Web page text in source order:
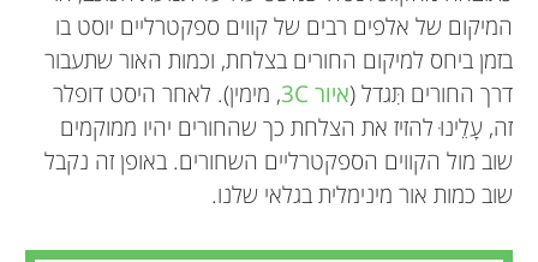
המיקום של אלפים רבים של קווים ספקטרליים יוסט בו
בזמן ביחס למיקום החורים בצלחת, וכמות האור שתעבור
דרך החורים תִּגדל (איור 3C
, מימין). לאחר היסט דופלר
זה, עָלֵינוּ להזיז את הצלחת כך שהחורים יהיו ממוקמים
שוב מול הקווים הספקטרליים השחורים. באופן זה נקבל
שוב כמות אור מינימלית בגלאי שלנו.